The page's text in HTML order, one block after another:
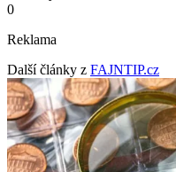
0
Reklama
Další články z FAJNTIP.cz